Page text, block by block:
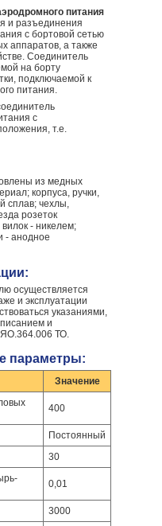
питания
и разъединения
с бортовой сетью
аппаратов, а также
Соединитель
на борту
подключаемой к
питания.
с
т.е.
из медных
корпуса, ручки,
сплав; чехлы,
розеток
- никелем;
- анодное
осуществляется
и эксплуатации
указаниями,
и
ТО.
параметры:
Значение
400
Постоянный
30
0,01
3000